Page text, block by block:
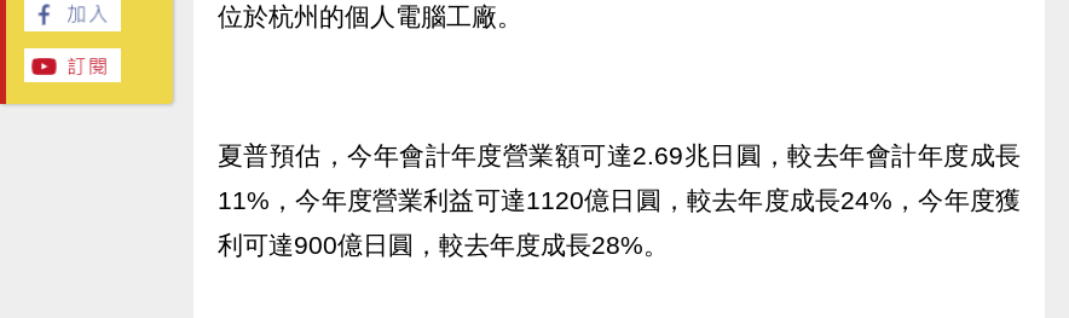
位於杭州的個人電腦工廠。
夏普預估，今年會計年度營業額可達2.69兆日圓，較去年會計年度成長
11%，今年度營業利益可達1120億日圓，較去年度成長24%，今年度獲
利可達900億日圓，較去年度成長28%。